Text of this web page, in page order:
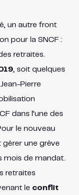
un autre front
pour la SNCF :
retraites.
, soit quelques
Pierre
dans l’une des
le nouveau
gérer une grève
mois de mandat.
retraites
le conflit